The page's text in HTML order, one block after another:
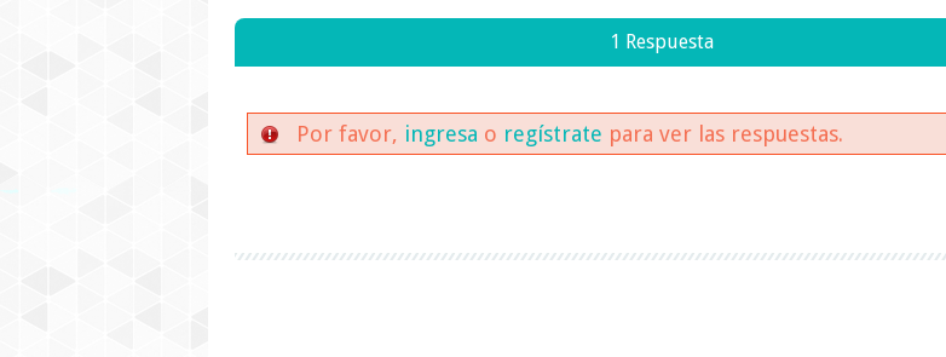
1 Respuesta
Por favor, ingresa o regístrate para ver las respuestas.